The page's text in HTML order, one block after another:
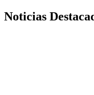
Noticias